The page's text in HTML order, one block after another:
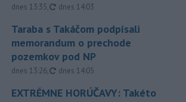
dnes 13:35, aktualizované
dnes 14:03
Taraba s Takáčom podpísali
memorandum o prechode
pozemkov pod NP
dnes 13:26, aktualizované
dnes 14:05
EXTRÉMNE HORÚČAVY: Takéto